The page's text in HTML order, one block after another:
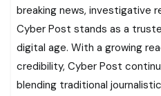
breaking news, investigative
Cyber Post stands as a
digital age. With a growing
credibility, Cyber Post
blending traditional